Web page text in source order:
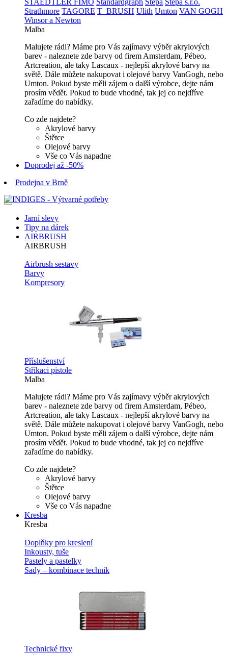
STAEDTLER FIMO Standardgraph Stepa Stepa s.r.o.
Strathmore TAGORE T_BRUSH Ulith Umton VAN GOGH
Winsor a Newton
Malba
Malujete rádi? Máme pro Vás zajímavy výběr akrylových
barev - naleznete zde barvy od firem Amsterdam, Pébeo,
Artcreation, ale taky Lascaux - nejlepší akrylové barvy na
světě. Dále můžete nakupovat i olejové barvy VanGogh, nebo
Umton. Pokud byste měli zájem o další výrobce, dejte nám
prosím vědět. Pokud to bude vhodné, tak jej co nejdříve
zařadíme do nabídky.
Co zde najdete?
Akrylové barvy
Štětce
Olejové barvy
Vše co Vás napadne
Doprodej až -50%
Prodejna v Brně
Jarní slevy
Tipy na dárek
AIRBRUSH
AIRBRUSH
Airbrush sestavy
Barvy
Kompresory
Příslušenství
Stříkaci pistole
Malba
Malujete rádi? Máme pro Vás zajímavy výběr akrylových
barev - naleznete zde barvy od firem Amsterdam, Pébeo,
Artcreation, ale taky Lascaux - nejlepší akrylové barvy na
světě. Dále můžete nakupovat i olejové barvy VanGogh, nebo
Umton. Pokud byste měli zájem o další výrobce, dejte nám
prosím vědět. Pokud to bude vhodné, tak jej co nejdříve
zařadíme do nabídky.
Co zde najdete?
Akrylové barvy
Štětce
Olejové barvy
Vše co Vás napadne
Kresba
Kresba
Doplňky pro kreslení
Inkousty, tuše
Pastely a pastelky
Sady – kombinace technik
Technické fixy